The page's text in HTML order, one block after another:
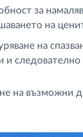
за
на
на
и следователно
на възможни